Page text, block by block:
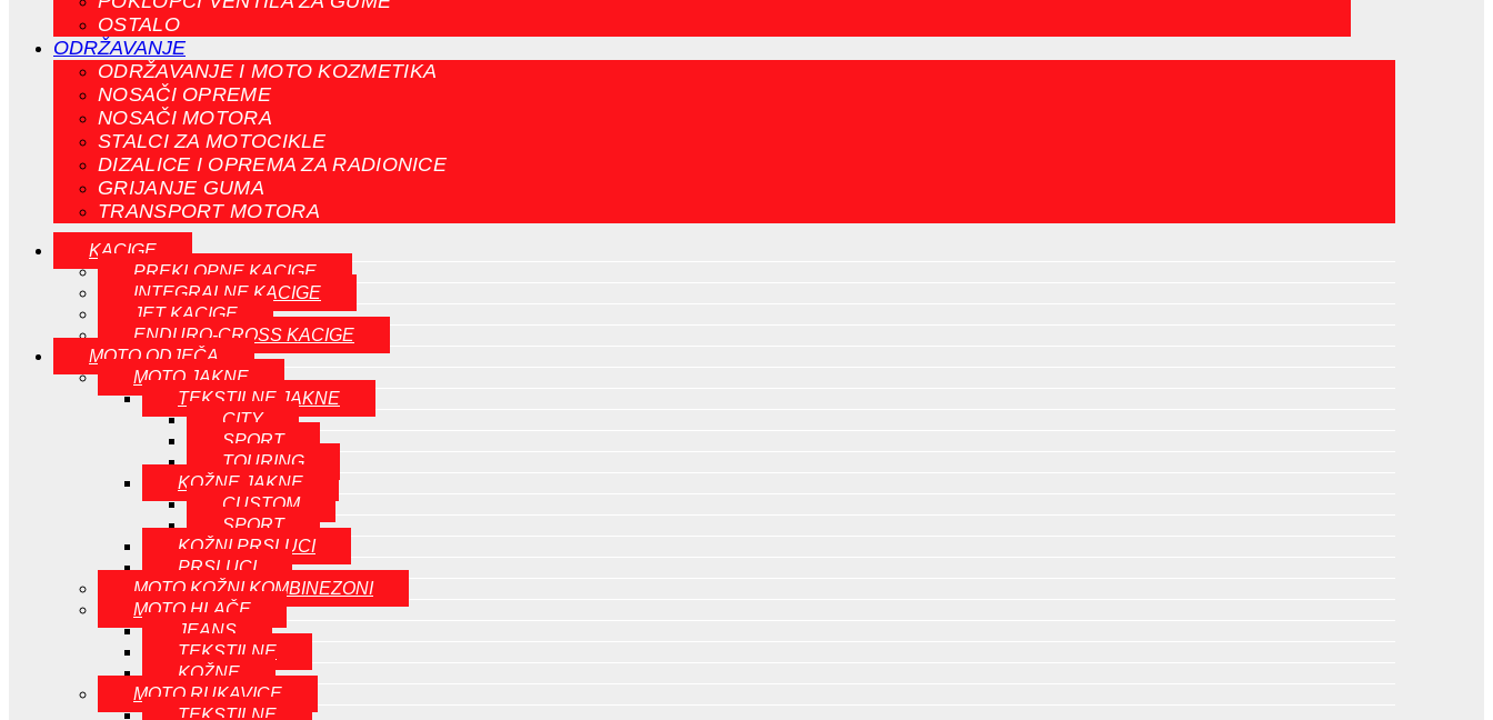
OSTALO
ODRŽAVANJE
ODRŽAVANJE I MOTO KOZMETIKA
NOSAČI OPREME
NOSAČI MOTORA
STALCI ZA MOTOCIKLE
DIZALICE I OPREMA ZA RADIONICE
GRIJANJE GUMA
TRANSPORT MOTORA
KACIGE
PREKLOPNE KACIGE
INTEGRALNE KACIGE
JET KACIGE
ENDURO-CROSS KACIGE
MOTO ODJEČA
MOTO JAKNE
TEKSTILNE JAKNE
CITY
SPORT
TOURING
KOŽNE JAKNE
CUSTOM
SPORT
KOŽNI PRSLUCI
PRSLUCI
MOTO KOŽNI KOMBINEZONI
MOTO HLAČE
JEANS
TEKSTILNE
KOŽNE
MOTO RUKAVICE
TEKSTILNE